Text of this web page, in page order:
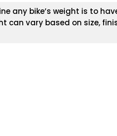
any bike’s weight is to
can vary based on size,